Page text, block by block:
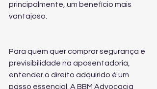
principalmente, um benefício mais
vantajoso.
Para quem quer comprar segurança e
previsibilidade na aposentadoria,
entender o direito adquirido é um
passo essencial. A BBM Advocacia